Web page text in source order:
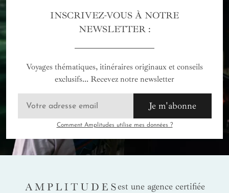
INSCRIVEZ-VOUS À NOTRE
NEWSLETTER :
Voyages thématiques, itinéraires originaux et conseils
exclusifs... Recevez notre newsletter
Je m'abonne
Comment Amplitudes utilise mes données ?
AMPLITUDES
est une agence certifiée